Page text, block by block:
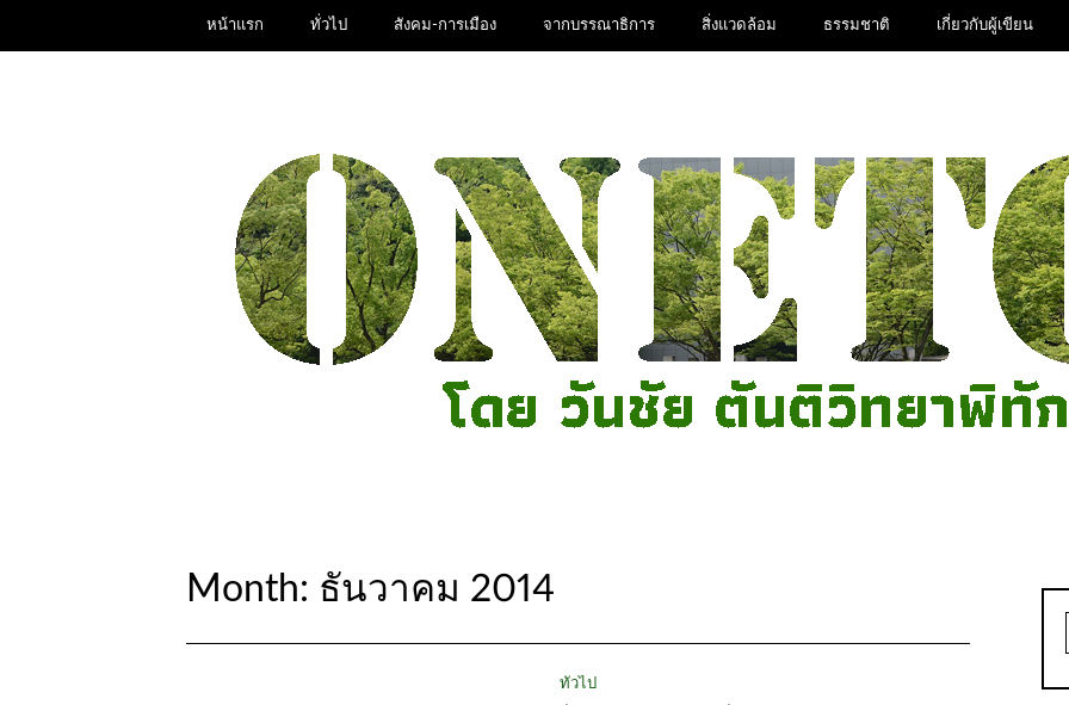
หน้าแรก ทั่วไป สังคม-การเมือง จากบรรณาธิการ สิ่งแวดล้อม ธรรมชาติ เกี่ยวกับผู้เขียน
Month: ธันวาคม 2014
ทั่วไป